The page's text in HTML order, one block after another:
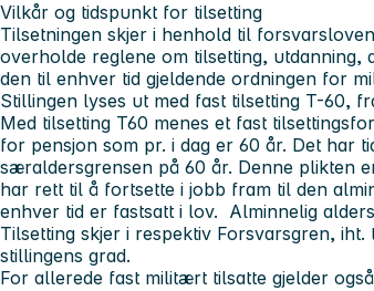
Vilkår og tidspunkt for tilsetting
Tilsetningen skjer i henhold til
overholde reglene om tilsetting, utdanning,
den til enhver tid gjeldende ordningen for
Stillingen lyses ut med fast tilsetting T-60,
Med tilsetting T60 menes et fast
for pensjon som pr. i dag er 60 år. Det har
særaldersgrensen på 60 år. Denne plikten
har rett til å fortsette i jobb fram til den
enhver tid er fastsatt i lov. Alminnelig
Tilsetting skjer i respektiv Forsvarsgren,
stillingens grad.
For allerede fast militært tilsatte gjelder